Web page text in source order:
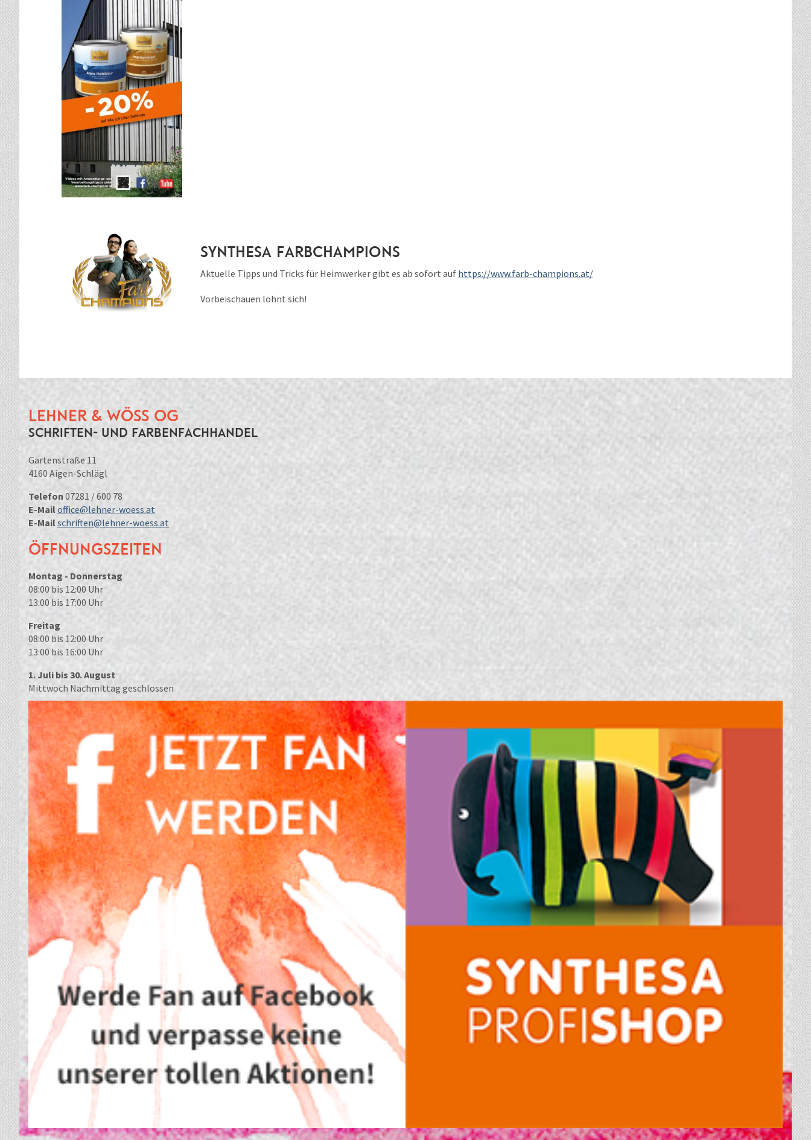
Synthesa Farbchampions
Aktuelle Tipps und Tricks für Heimwerker gibt es ab sofort auf https://www.farb-champions.at/
Vorbeischauen lohnt sich!
Lehner & Wöss OG
Schriften- und Farbenfachhandel
Gartenstraße 11
4160 Aigen-Schlägl
Telefon 07281 / 600 78
E-Mailoffice@lehner-woess.at
E-Mailschriften@lehner-woess.at
Öffnungszeiten
Montag - Donnerstag
08:00 bis 12:00 Uhr
13:00 bis 17:00 Uhr
Freitag
08:00 bis 12:00 Uhr
13:00 bis 16:00 Uhr
1. Juli bis 30. August
Mittwoch Nachmittag geschlossen